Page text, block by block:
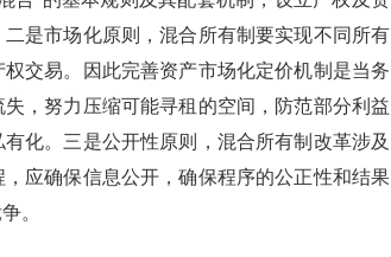
是市场化原则，混合所有制要实现不同所有
交易。因此完善资产市场化定价机制是当务
，努力压缩可能寻租的空间，防范部分利益
化。三是公开性原则，混合所有制改革涉及
应确保信息公开，确保程序的公正性和结果
。